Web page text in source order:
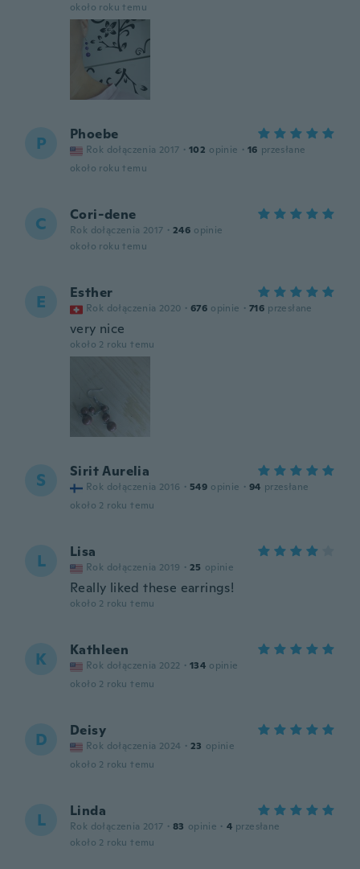
około roku temu
P Phoebe
Rok dołączenia 2017 · 102 opinie · 16 przesłane
około roku temu
C Cori-dene
Rok dołączenia 2017 · 246 opinie
około roku temu
E Esther
Rok dołączenia 2020 · 676 opinie · 716 przesłane
very nice
około 2 roku temu
S Sirit Aurelia
Rok dołączenia 2016 · 549 opinie · 94 przesłane
około 2 roku temu
L Lisa
Rok dołączenia 2019 · 25 opinie
Really liked these earrings!
około 2 roku temu
K Kathleen
Rok dołączenia 2022 · 134 opinie
około 2 roku temu
D Deisy
Rok dołączenia 2024 · 23 opinie
około 2 roku temu
L Linda
Rok dołączenia 2017 · 83 opinie · 4 przesłane
około 2 roku temu